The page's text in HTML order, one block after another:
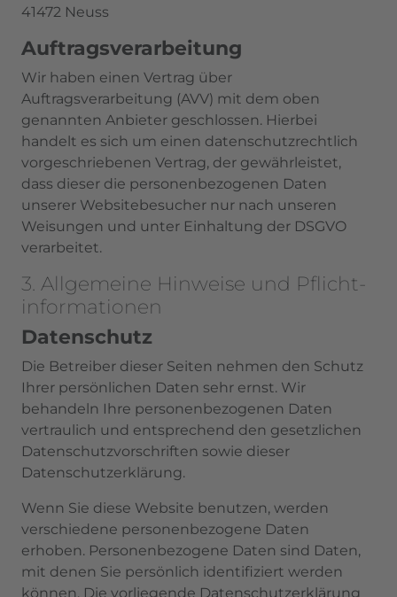
41472 Neuss
Auftragsverarbeitung
Wir haben einen Vertrag über
Auftragsverarbeitung (AVV) mit dem oben
genannten Anbieter geschlossen. Hierbei
handelt es sich um einen datenschutzrechtlich
vorgeschriebenen Vertrag, der gewährleistet,
dass dieser die personenbezogenen Daten
unserer Websitebesucher nur nach unseren
Weisungen und unter Einhaltung der DSGVO
verarbeitet.
3. Allgemeine Hinweise und Pflicht­
informationen
Datenschutz
Die Betreiber dieser Seiten nehmen den Schutz
Ihrer persönlichen Daten sehr ernst. Wir
behandeln Ihre personenbezogenen Daten
vertraulich und entsprechend den gesetzlichen
Datenschutzvorschriften sowie dieser
Datenschutzerklärung.
Wenn Sie diese Website benutzen, werden
verschiedene personenbezogene Daten
erhoben. Personenbezogene Daten sind Daten,
mit denen Sie persönlich identifiziert werden
können. Die vorliegende Datenschutzerklärung